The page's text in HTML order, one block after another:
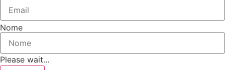
Nome
Please wait...